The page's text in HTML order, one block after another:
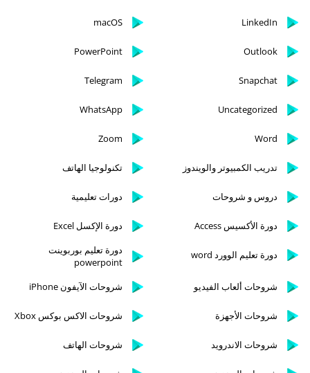
LinkedIn
macOS
Outlook
PowerPoint
Snapchat
Telegram
Uncategorized
WhatsApp
Word
Zoom
تدريب الكمبيوتر والويندوز تكنولوجيا الهاتف
دروس و شروحات دورات تعليمية
دورة الأكسيس Access دورة الإكسل Excel
دورة تعليم الوورد word
دورة تعليم بوربوينت
powerpoint
شروحات ألعاب الفيديو
شروحات الآيفون iPhone
شروحات الأجهزة شروحات الاكس بوكس Xbox
شروحات الاندرويد شروحات الهاتف